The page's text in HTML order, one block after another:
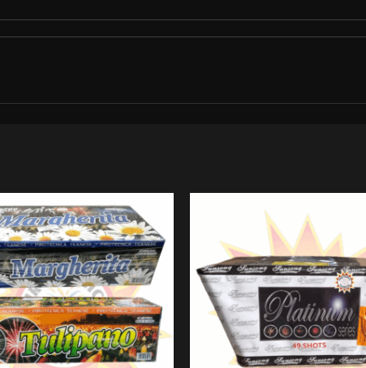
condizioni descritte nella nostra informativa sulla privacy.